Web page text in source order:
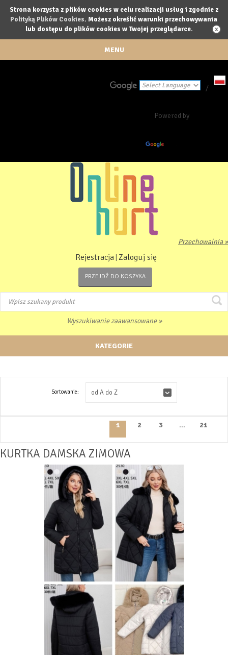
Strona korzysta z plików cookies w celu realizacji usług i zgodnie z
Polityką Plików Cookies. Możesz określić warunki przechowywania
lub dostępu do plików cookies w Twojej przeglądarce.
MENU
Powered by
/
Przechowalnia »
Rejestracja Zaloguj się
PRZEJDŹ DO KOSZYKA
Wyszukiwanie zaawansowane »
KATEGORIE
Sortowanie: od A do Z
1 2 3 ... 21
KURTKA DAMSKA ZIMOWA